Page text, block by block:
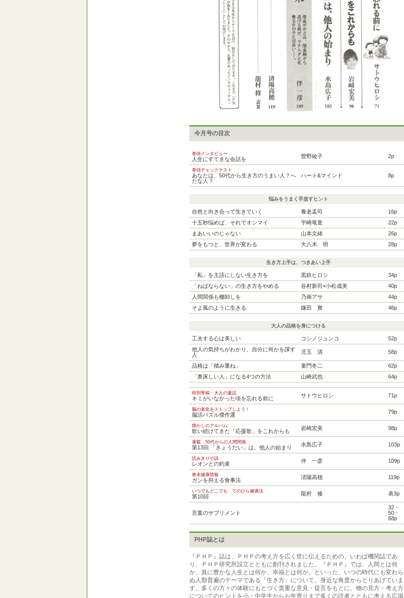
今月号の目次
巻頭インタビュー
人生にすてきな会話を 曽野綾子 2p
巻頭チェックテスト
あなたは、50代から生き方のうまい人？へ
たな人？
ハート&マインド 8p
悩みをうまく手放すヒント
自然と向き合って生きていく 養老孟司
16p
十五秒悩めば、それでオシマイ
宇崎竜童
22p
まあいいのじゃない
山本文緒
26p
夢をもつと、世界が変わる
大八木 明 28p
生き方上手は、つきあい上手
「私」を主語にしない生き方を 黒鉄ヒロシ
34p
「ねばならない」の生き方をやめる
谷村新司×小松成美
40p
人間関係も棚卸しを
乃南アサ
44p
そよ風のように生きる
鎌田 實 46p
大人の品格を身につける
工夫する心は美しい コシノジュンコ
52p
他人の気持ちがわかり、自分に何かを課す
人
児玉 清 58p
品格は「積み重ね」 童門冬二
62p
「奥床しい人」になる4つの方法
山崎武也 64p
特別寄稿・大人の童話
キミがいなかった頃を忘れる前に サトウヒロシ 71p
脳の老化をストップしよう！
脳活パズル傑作選 79p
懐かしのアルバム
歌い続けてきた「応援歌」をこれからも 岩崎宏美 98p
連載 50代からの人間関係
第13回 「きょうだい」は、他人の始まり 水島広子 103p
読みきり小説
レオンとの約束 伴 一彦 109p
巻末健康情報
ガンを抑える食事法 済陽高穂 119p
いつでもどこでも てのひら健康法
第10回 龍村 修 表3p
言葉のサプリメント
32・
50・
68p
PHP誌とは
『ＰＨＰ』誌は、ＰＨＰの考え方を広く世に伝えるための、いわば機関誌であ
り、ＰＨＰ研究所設立とともに創刊されました。『ＰＨＰ』では、人間とは何
か、真に豊かな人生とは何か、幸福とは何か、といった、いつの時代にも変わら
ぬ人類普遍のテーマである「生き方」について、身近な角度からとりあげていま
す。多くの方々の体験にもとづく貴重な意見・提言をもとに、物の見方・考え方
についてのヒントを小・中学生からお年寄りまで多くの読者とともに考える広場